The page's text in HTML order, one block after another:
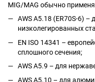
MIG/MAG обычно
AWS A5.18 (ER70S-6) –
низколегированных
EN ISO 14341 –
сплошного сечения;
AWS A5.9 – для
AWS A5.10 – для